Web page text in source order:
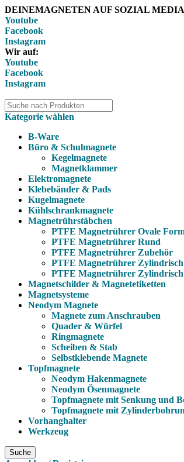
DEINEMAGNETEN AUF SOZIAL
Youtube
Facebook
Instagram
Wir auf:
Youtube
Facebook
Instagram
Kategorie wählen
B-Ware
Büro & Schulmagnete
Kegelmagnete
Magnetklammer
Elektromagnete
Klebebänder & Pads
Kugelmagnete
Kühlschrankmagnete
Magnetrührstäbchen
PTFE Magnetrührer Ovale
PTFE Magnetrührer Rund
PTFE Magnetrührer Zubehör
PTFE Magnetrührer Zylindrisch
PTFE Magnetrührer
Magnetschilder & Magnetetiketten
Magnetsysteme
Neodym Magnete
Magnete zum Anschrauben
Quader & Würfel
Ringmagnete
Scheiben & Stab
Selbstklebende Magnete
Topfmagnete
Neodym Hakenmagnete
Neodym Ösenmagnete
Topfmagnete mit Senkung und
Topfmagnete mit
Vorhanghalter
Werkzeug
Suche